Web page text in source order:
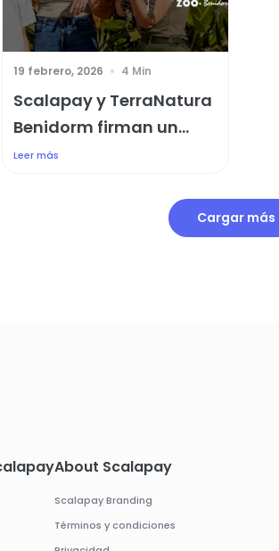
19 febrero, 2026 4 Min
Scalapay y TerraNatura
Benidorm firman un...
Leer más
Cargar más
About Scalapay
Scalapay Branding
Términos y condiciones